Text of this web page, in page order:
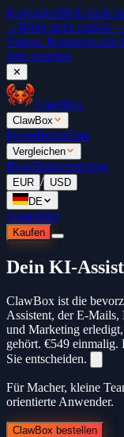
KostenlosBleib nicht
→Bleib nicht zurück —
Videos. Kostenlos mit
Jetzt ansehen
✕
ClawBox
ClawBox
PreiseBestenliste
Vergleichen
BlogDokumentation
EUR / USD
DE
Anmelden
Kaufen
Dein KI-
ClawBox ist die
Assistent, der E-
und Marketing
gehört. €549 einmalig.
Sie entscheiden.
Für Macher, kleine
orientierte Anwender.
ClawBox bestellen